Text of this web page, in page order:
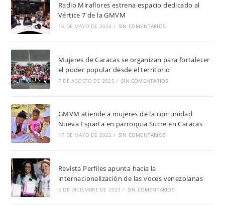
Radio Miraflores estrena espacio dedicado al
Vértice 7 de la GMVM
16 DE MAYO DE 2024 / SIN COMENTARIOS
Mujeres de Caracas se organizan para fortalecer
el poder popular desde el territorio
7 DE AGOSTO DE 2025 / SIN COMENTARIOS
GMVM atiende a mujeres de la comunidad
Nueva Esparta en parroquia Sucre en Caracas
17 DE MAYO DE 2025 / SIN COMENTARIOS
Revista Perfiles apunta hacia la
internacionalización de las voces venezolanas
5 DE DICIEMBRE DE 2023 / SIN COMENTARIOS